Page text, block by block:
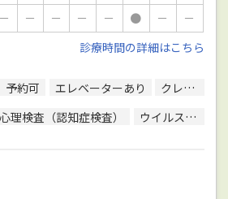
－ － － － － ● －
－
診療時間の詳細はこちら
予約可 エレベーターあり
クレジットカード対応
理検査（認知症検査） ウイルス検査